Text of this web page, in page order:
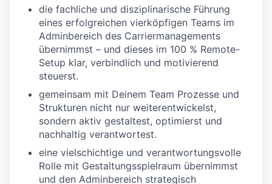
die fachliche und disziplinarische Führung
eines erfolgreichen vierköpfigen Teams im
Adminbereich des Carriermanagements
übernimmst – und dieses im 100 % Remote-
Setup klar, verbindlich und motivierend
steuerst.
gemeinsam mit Deinem Team Prozesse und
Strukturen nicht nur weiterentwickelst,
sondern aktiv gestaltest, optimierst und
nachhaltig verantwortest.
eine vielschichtige und verantwortungsvolle
Rolle mit Gestaltungsspielraum übernimmst
und den Adminbereich strategisch